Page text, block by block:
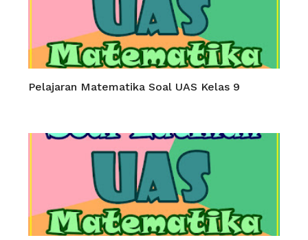
Pelajaran Matematika Soal UAS Kelas 9